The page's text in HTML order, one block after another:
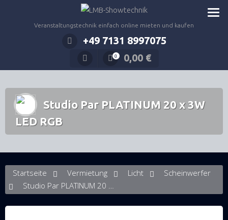
Veranstaltungstechnik einfach online mieten und kaufen
+49 7131 8997075
0 0,00 €
Studio Par PLATINUM 20 x 3W
LED RGB
Startseite Vermietung Licht
Scheinwerfer
Studio Par PLATINUM 20 x 3W LED RGB